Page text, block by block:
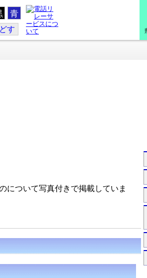
青
す
について写真付きで掲載していま